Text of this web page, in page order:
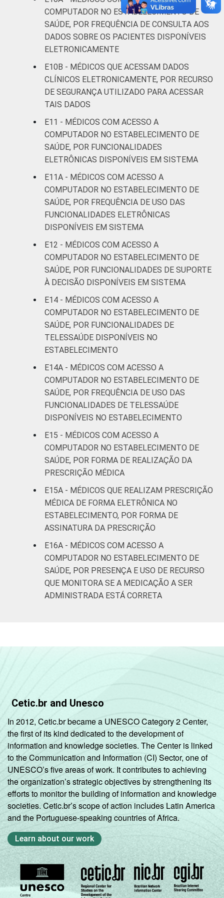
Saúde 2019.
¹Refere-se aos profissionais que declararam
não consultar o dado, apesar de ele estar
disponível. ²Refere-se aos profissionais que
declararam não haver disponibilidade
eletrônica do dado, aos que declararam não
saber se o dado está disponível ou aos que
não responderam à pergunta sobre a
disponibilidade.
COMPUTADOR NO ESTABELECIMENTO DE
SAÚDE, POR FREQUÊNCIA DE CONSULTA AOS
DADOS SOBRE OS PACIENTES DISPONÍVEIS
ELETRONICAMENTE
E10B - MÉDICOS QUE ACESSAM DADOS
CLÍNICOS ELETRONICAMENTE, POR RECURSO
DE SEGURANÇA UTILIZADO PARA ACESSAR
TAIS DADOS
E11 - MÉDICOS COM ACESSO A
COMPUTADOR NO ESTABELECIMENTO DE
SAÚDE, POR FUNCIONALIDADES
ELETRÔNICAS DISPONÍVEIS EM SISTEMA
E11A - MÉDICOS COM ACESSO A
COMPUTADOR NO ESTABELECIMENTO DE
SAÚDE, POR FREQUÊNCIA DE USO DAS
FUNCIONALIDADES ELETRÔNICAS
DISPONÍVEIS EM SISTEMA
E12 - MÉDICOS COM ACESSO A
COMPUTADOR NO ESTABELECIMENTO DE
SAÚDE, POR FUNCIONALIDADES DE SUPORTE
À DECISÃO DISPONÍVEIS EM SISTEMA
E14 - MÉDICOS COM ACESSO A
COMPUTADOR NO ESTABELECIMENTO DE
SAÚDE, POR FUNCIONALIDADES DE
TELESSAÚDE DISPONÍVEIS NO
ESTABELECIMENTO
E14A - MÉDICOS COM ACESSO A
COMPUTADOR NO ESTABELECIMENTO DE
SAÚDE, POR FREQUÊNCIA DE USO DAS
FUNCIONALIDADES DE TELESSAÚDE
DISPONÍVEIS NO ESTABELECIMENTO
E15 - MÉDICOS COM ACESSO A
COMPUTADOR NO ESTABELECIMENTO DE
SAÚDE, POR FORMA DE REALIZAÇÃO DA
PRESCRIÇÃO MÉDICA
E15A - MÉDICOS QUE REALIZAM PRESCRIÇÃO
MÉDICA DE FORMA ELETRÔNICA NO
ESTABELECIMENTO, POR FORMA DE
ASSINATURA DA PRESCRIÇÃO
E16A - MÉDICOS COM ACESSO A
COMPUTADOR NO ESTABELECIMENTO DE
SAÚDE, POR PRESENÇA E USO DE RECURSO
QUE MONITORA SE A MEDICAÇÃO A SER
ADMINISTRADA ESTÁ CORRETA
Cetic.br and Unesco
In 2012, Cetic.br became a UNESCO Category 2 Center,
the first of its kind dedicated to the development of
information and knowledge societies. The Center is linked
to the Communication and Information (CI) Sector, one of
UNESCO’s five areas of work. It contributes to achieving
the organization’s strategic objectives by strengthening its
efforts to monitor the building of information and knowledge
societies. Cetic.br’s scope of action includes Latin America
and the Portuguese-speaking countries of Africa.
Learn about our work